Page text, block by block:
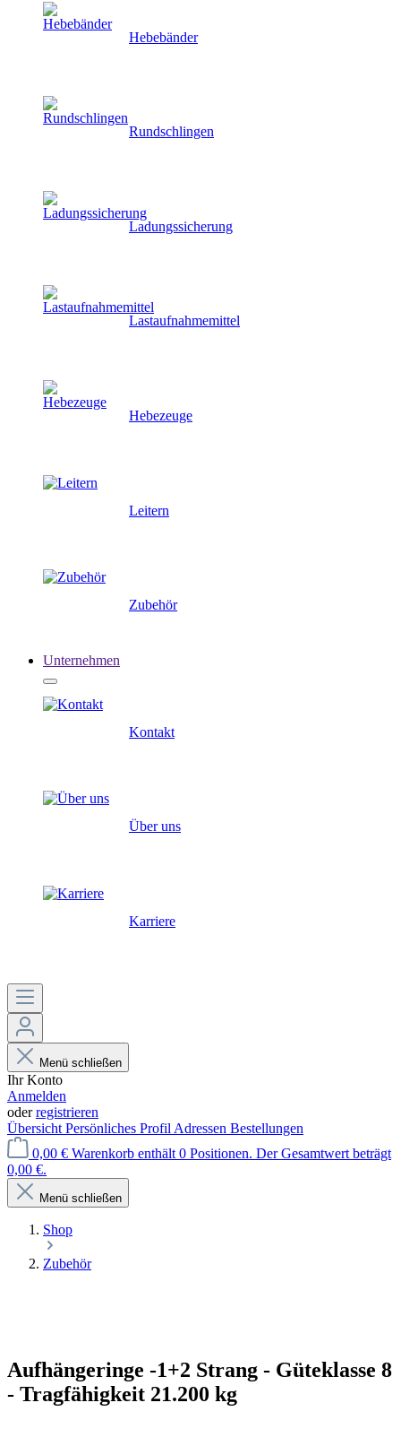
Hebebänder
Rundschlingen
Ladungssicherung
Lastaufnahmemittel
Hebezeuge
Leitern
Zubehör
Unternehmen
Kontakt
Über uns
Karriere
Menü schließen
Ihr Konto
Anmelden
oderregistrieren
Übersicht Persönliches Profil Adressen Bestellungen
0,00 € Warenkorb enthält 0 Positionen. Der Gesamtwert beträgt
0,00 €.
Menü schließen
Shop
Zubehör
Aufhängeringe -1+2 Strang - Güteklasse 8
- Tragfähigkeit 21.200 kg